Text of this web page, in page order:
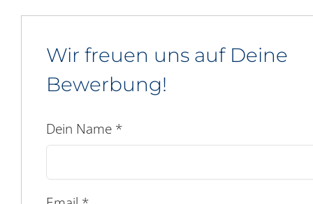
Wir freuen uns auf Deine
Bewerbung!
Dein Name *